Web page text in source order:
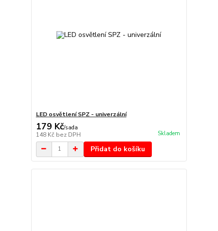
LED osvětlení SPZ - univerzální
179 Kč/sada
148 Kč bez DPH Skladem
Přidat do košíku